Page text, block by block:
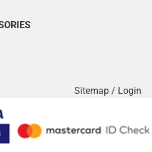
Sitemap / Login